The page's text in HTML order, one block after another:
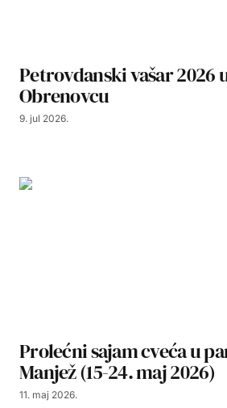
Petrovdanski vašar 2026
Obrenovcu
9. jul 2026.
Prolećni sajam cveća u
Manjež (15-24. maj 2026)
11. maj 2026.